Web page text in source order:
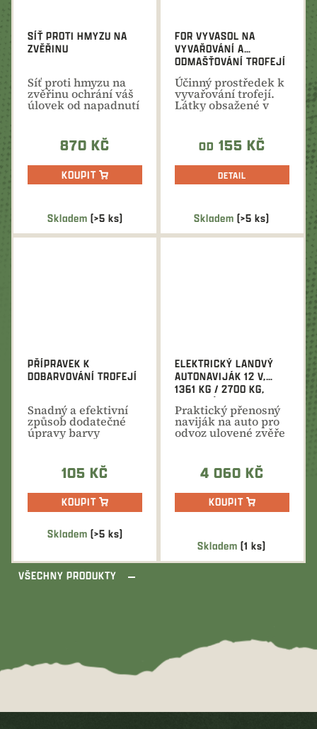
Skladem (>5 ks)
SÍŤ PROTI HMYZU NA
ZVĚŘINU
Síť proti hmyzu na
zvěřinu ochrání váš
úlovek od napadnutí
much a jiného
870 KČ
KOUPIT
Skladem(>5 ks)
FOR VYVASOL NA
VYVAŘOVÁNÍ A
ODMAŠŤOVÁNÍ TROFEJÍ
Účinný prostředek k
vyvařování trofejí.
Látky obsažené v
přípravku
OD 155 KČ
DETAIL
Průměrné
produktu
je
Skladem (>5 ks)
PŘÍPRAVEK K
DOBARVOVÁNÍ TROFEJÍ
Snadný a efektivní
způsob dodatečné
úpravy barvy
trofeje.
105 KČ
KOUPIT
Skladem(1 ks)
ELEKTRICKÝ LANOVÝ
AUTONAVIJÁK 12 V,
1361 KG / 2700 KG,
OCELOVÉ LANO
Praktický přenosný
naviják na auto pro
odvoz ulovené zvěře
4 060 KČ
KOUPIT
VŠECHNY PRODUKTY